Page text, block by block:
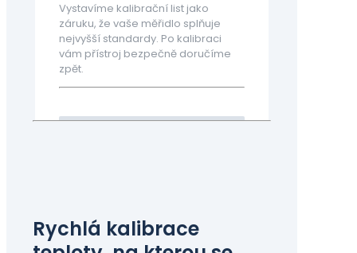
Vystavíme kalibrační list jako
záruku, že vaše měřidlo splňuje
nejvyšší standardy. Po kalibraci
vám přístroj bezpečně doručíme
zpět.
Rychlá kalibrace